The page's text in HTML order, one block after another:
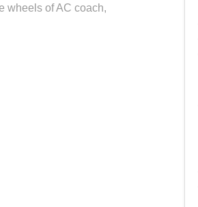
wheels of AC coach,